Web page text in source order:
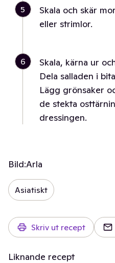
5
Skala och skär
eller strimlor.
6
Skala, kärna ur
Dela salladen i
Lägg grönsaker
de stekta
dressingen.
Bild:Arla
Asiatiskt
Skriv ut recept
Liknande recept